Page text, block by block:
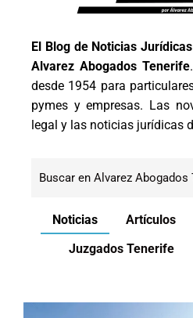
El Blog de Noticias
Alvarez Abogados Tenerife
desde 1954 para
pymes y empresas. Las
legal y las noticias jurídicas
Noticias Artículos
Juzgados Tenerife